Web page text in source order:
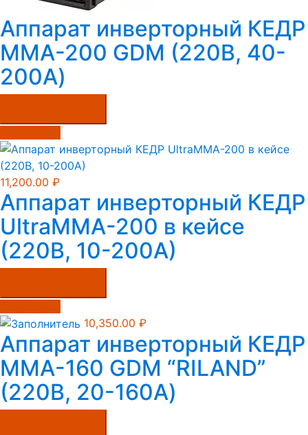
Аппарат инверторный КЕДР
MMA-200 GDM (220В, 40-
200А)
11,200.00 ₽
Аппарат инверторный КЕДР
UltraMMA-200 в кейсе
(220В, 10-200А)
10,350.00 ₽
Аппарат инверторный КЕДР
MMA-160 GDM “RILAND”
(220B, 20-160А)